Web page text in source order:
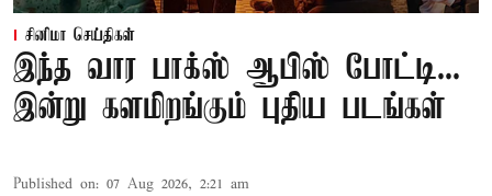
சினிமா செய்திகள்
இந்த வார பாக்ஸ் ஆபிஸ் போட்டி...
இன்று களமிறங்கும் புதிய படங்கள்
Published on: 07 Aug 2026, 2:21 am